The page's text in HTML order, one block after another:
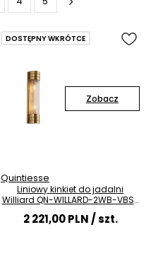
Zobacz
DOSTĘPNY WKRÓTCE
Quintiesse
Liniowy kinkiet do jadalni
Williard QN-WILLARD-2WB-VBS-
PG szklany mosiądz
2 221,00 PLN/ szt.